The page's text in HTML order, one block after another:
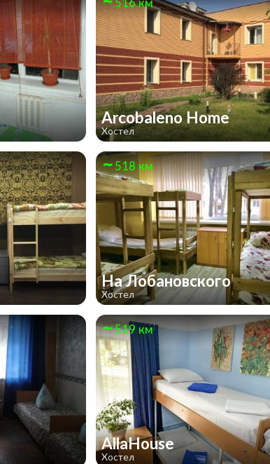
Arcobaleno Home
Хостел
518 км
На Лобановского
Хостел
519 км
AllaHouse
Хостел